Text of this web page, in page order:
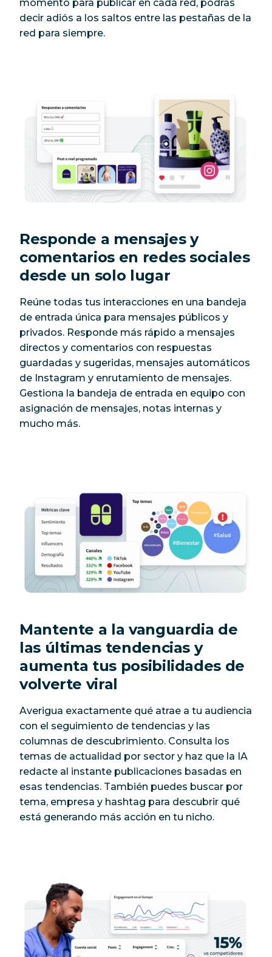
momento para publicar en cada red, podrás
decir adiós a los saltos entre las pestañas de la
red para siempre.
Responde a mensajes y
comentarios en redes sociales
desde un solo lugar
Reúne todas tus interacciones en una bandeja
de entrada única para mensajes públicos y
privados. Responde más rápido a mensajes
directos y comentarios con respuestas
guardadas y sugeridas, mensajes automáticos
de Instagram y enrutamiento de mensajes.
Gestiona la bandeja de entrada en equipo con
asignación de mensajes, notas internas y
mucho más.
Mantente a la vanguardia de
las últimas tendencias y
aumenta tus posibilidades de
volverte viral
Averigua exactamente qué atrae a tu audiencia
con el seguimiento de tendencias y las
columnas de descubrimiento. Consulta los
temas de actualidad por sector y haz que la IA
redacte al instante publicaciones basadas en
esas tendencias. También puedes buscar por
tema, empresa y hashtag para descubrir qué
está generando más acción en tu nicho.